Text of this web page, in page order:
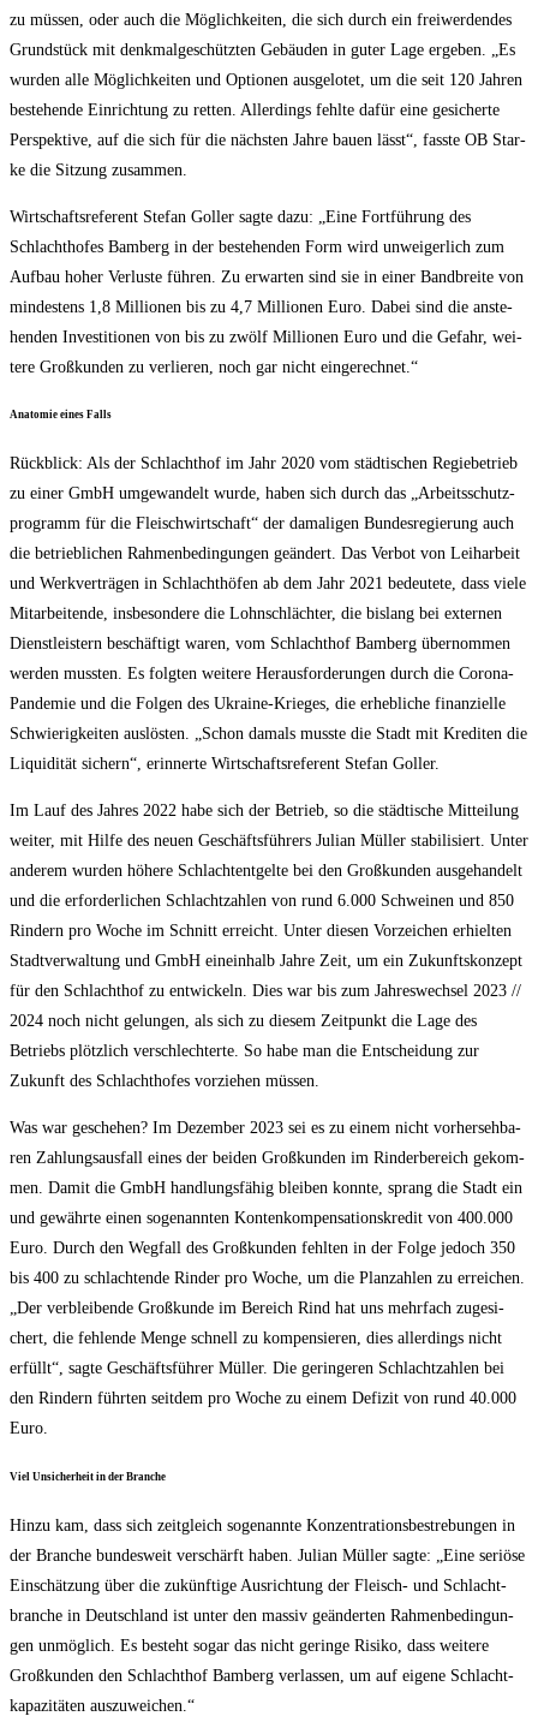
zu müs­sen, oder auch die Mög­lich­kei­ten, die sich durch ein frei­wer­den­des
Grund­stück mit denk­mal­ge­schütz­ten Gebäu­den in guter Lage erge­ben. „Es
wur­den alle Mög­lich­kei­ten und Optio­nen aus­ge­lo­tet, um die seit 120 Jah­ren
bestehen­de Ein­rich­tung zu ret­ten. Aller­dings fehl­te dafür eine gesi­cher­te
Per­spek­ti­ve, auf die sich für die nächs­ten Jah­re bau­en lässt“, fass­te OB Star­
ke die Sit­zung zusammen.
Wirt­schafts­re­fe­rent Ste­fan Gol­ler sag­te dazu: „Eine Fort­füh­rung des
Schlacht­ho­fes Bam­berg in der bestehen­den Form wird unwei­ger­lich zum
Auf­bau hoher Ver­lus­te füh­ren. Zu erwar­ten sind sie in einer Band­brei­te von
min­des­tens 1,8 Mil­lio­nen bis zu 4,7 Mil­lio­nen Euro. Dabei sind die anste­
hen­den Inves­ti­tio­nen von bis zu zwölf Mil­lio­nen Euro und die Gefahr, wei­
te­re Groß­kun­den zu ver­lie­ren, noch gar nicht eingerechnet.“
Ana­to­mie eines Falls
Rück­blick: Als der Schlacht­hof im Jahr 2020 vom städ­ti­schen Regie­be­trieb
zu einer GmbH umge­wan­delt wur­de, haben sich durch das „Arbeits­schutz­
pro­gramm für die Fleisch­wirt­schaft“ der dama­li­gen Bun­des­re­gie­rung auch
die betrieb­li­chen Rah­men­be­din­gun­gen geän­dert. Das Ver­bot von Leih­ar­beit
und Werk­ver­trä­gen in Schlacht­hö­fen ab dem Jahr 2021 bedeu­te­te, dass vie­le
Mit­ar­bei­ten­de, ins­be­son­de­re die Lohn­schläch­ter, die bis­lang bei exter­nen
Dienst­leis­tern beschäf­tigt waren, vom Schlacht­hof Bam­berg über­nom­men
wer­den muss­ten. Es folg­ten wei­te­re Her­aus­for­de­run­gen durch die Coro­na-
Pan­de­mie und die Fol­gen des Ukrai­ne-Krie­ges, die erheb­li­che finan­zi­el­le
Schwie­rig­kei­ten aus­lös­ten. „Schon damals muss­te die Stadt mit Kre­di­ten die
Liqui­di­tät sichern“, erin­ner­te Wirt­schafts­re­fe­rent Ste­fan Goller.
Im Lauf des Jah­res 2022 habe sich der Betrieb, so die städ­ti­sche Mit­tei­lung
wei­ter, mit Hil­fe des neu­en Geschäfts­füh­rers Juli­an Mül­ler sta­bi­li­siert. Unter
ande­rem wur­den höhe­re Schlacht­ent­gel­te bei den Groß­kun­den aus­ge­han­delt
und die erfor­der­li­chen Schlacht­zah­len von rund 6.000 Schwei­nen und 850
Rin­dern pro Woche im Schnitt erreicht. Unter die­sen Vor­zei­chen erhiel­ten
Stadt­ver­wal­tung und GmbH ein­ein­halb Jah­re Zeit, um ein Zukunfts­kon­zept
für den Schlacht­hof zu ent­wi­ckeln. Dies war bis zum Jah­res­wech­sel 2023 /​/​
2024 noch nicht gelun­gen, als sich zu die­sem Zeit­punkt die Lage des
Betriebs plötz­lich ver­schlech­ter­te. So habe man die Ent­schei­dung zur
Zukunft des Schlacht­ho­fes vor­zie­hen müssen.
Was war gesche­hen? Im Dezem­ber 2023 sei es zu einem nicht vor­her­seh­ba­
ren Zah­lungs­aus­fall eines der bei­den Groß­kun­den im Rin­der­be­reich gekom­
men. Damit die GmbH hand­lungs­fä­hig blei­ben konn­te, sprang die Stadt ein
und gewähr­te einen soge­nann­ten Kon­ten­kom­pen­sa­ti­ons­kre­dit von 400.000
Euro. Durch den Weg­fall des Groß­kun­den fehl­ten in der Fol­ge jedoch 350
bis 400 zu schlach­ten­de Rin­der pro Woche, um die Plan­zah­len zu errei­chen.
„Der ver­blei­ben­de Groß­kun­de im Bereich Rind hat uns mehr­fach zuge­si­
chert, die feh­len­de Men­ge schnell zu kom­pen­sie­ren, dies aller­dings nicht
erfüllt“, sag­te Geschäfts­füh­rer Mül­ler. Die gerin­ge­ren Schlacht­zah­len bei
den Rin­dern führ­ten seit­dem pro Woche zu einem Defi­zit von rund 40.000
Euro.
Viel Unsi­cher­heit in der Branche
Hin­zu kam, dass sich zeit­gleich soge­nann­te Kon­zen­tra­ti­ons­be­stre­bun­gen in
der Bran­che bun­des­weit ver­schärft haben. Juli­an Mül­ler sag­te: „Eine seriö­se
Ein­schät­zung über die zukünf­ti­ge Aus­rich­tung der Fleisch- und Schlacht­
bran­che in Deutsch­land ist unter den mas­siv geän­der­ten Rah­men­be­din­gun­
gen unmög­lich. Es besteht sogar das nicht gerin­ge Risi­ko, dass wei­te­re
Groß­kun­den den Schlacht­hof Bam­berg ver­las­sen, um auf eige­ne Schlacht­
ka­pa­zi­tä­ten auszuweichen.“